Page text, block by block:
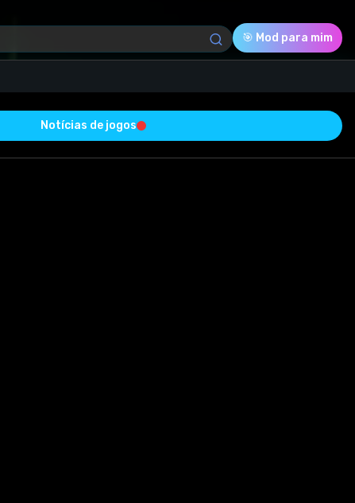
🎯 Mod para mim
Download (623.70 Kb)
Notícias de jogos